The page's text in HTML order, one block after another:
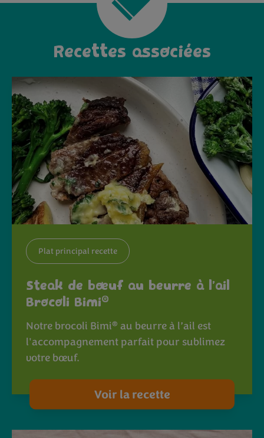
Recettes associées
Plat principal recette
Steak de bœuf au beurre à l’ail
Brocoli Bimi®
Notre brocoli Bimi® au beurre à l’ail est
l'accompagnement parfait pour sublimez
votre bœuf.
Voir la recette